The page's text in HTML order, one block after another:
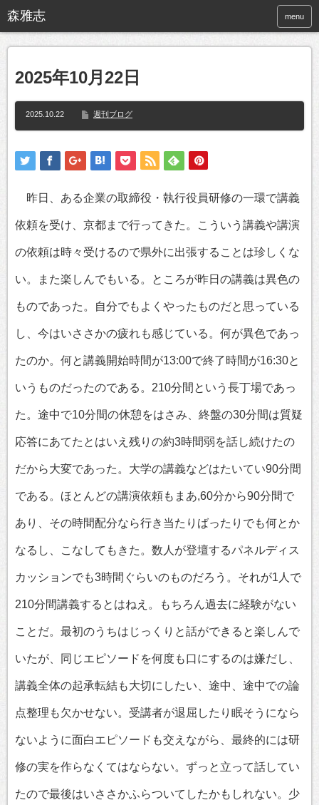
menu
2025年10月22日
2025.10.22 週刊ブログ
昨日、ある企業の取締役・執行役員研修の一環で講義
依頼を受け、京都まで行ってきた。こういう講義や講演
の依頼は時々受けるので県外に出張することは珍しくな
い。また楽しんでもいる。ところが昨日の講義は異色の
ものであった。自分でもよくやったものだと思っている
し、今はいささかの疲れも感じている。何が異色であっ
たのか。何と講義開始時間が13:00で終了時間が16:30と
いうものだったのである。210分間という長丁場であっ
た。途中で10分間の休憩をはさみ、終盤の30分間は質疑
応答にあてたとはいえ残りの約3時間弱を話し続けたの
だから大変であった。大学の講義などはたいてい90分間
である。ほとんどの講演依頼もまあ,60分から90分間で
あり、その時間配分なら行き当たりばったりでも何とか
なるし、こなしてもきた。数人が登壇するパネルディス
カッションでも3時間ぐらいのものだろう。それが1人で
210分間講義するとはねえ。もちろん過去に経験がない
ことだ。最初のうちはじっくりと話ができると楽しんで
いたが、同じエピソードを何度も口にするのは嫌だし、
講義全体の起承転結も大切にしたい、途中、途中での論
点整理も欠かせない。受講者が退屈したり眠そうになら
ないように面白エピソードも交えながら、最終的には研
修の実を作らなくてはならない。ずっと立って話してい
たので最後はいささかふらついてしたかもしれない。少